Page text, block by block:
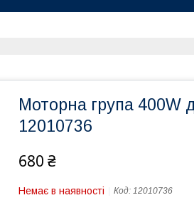
Моторна група 400W
12010736
680 ₴
Немає в наявності Код: 12010736